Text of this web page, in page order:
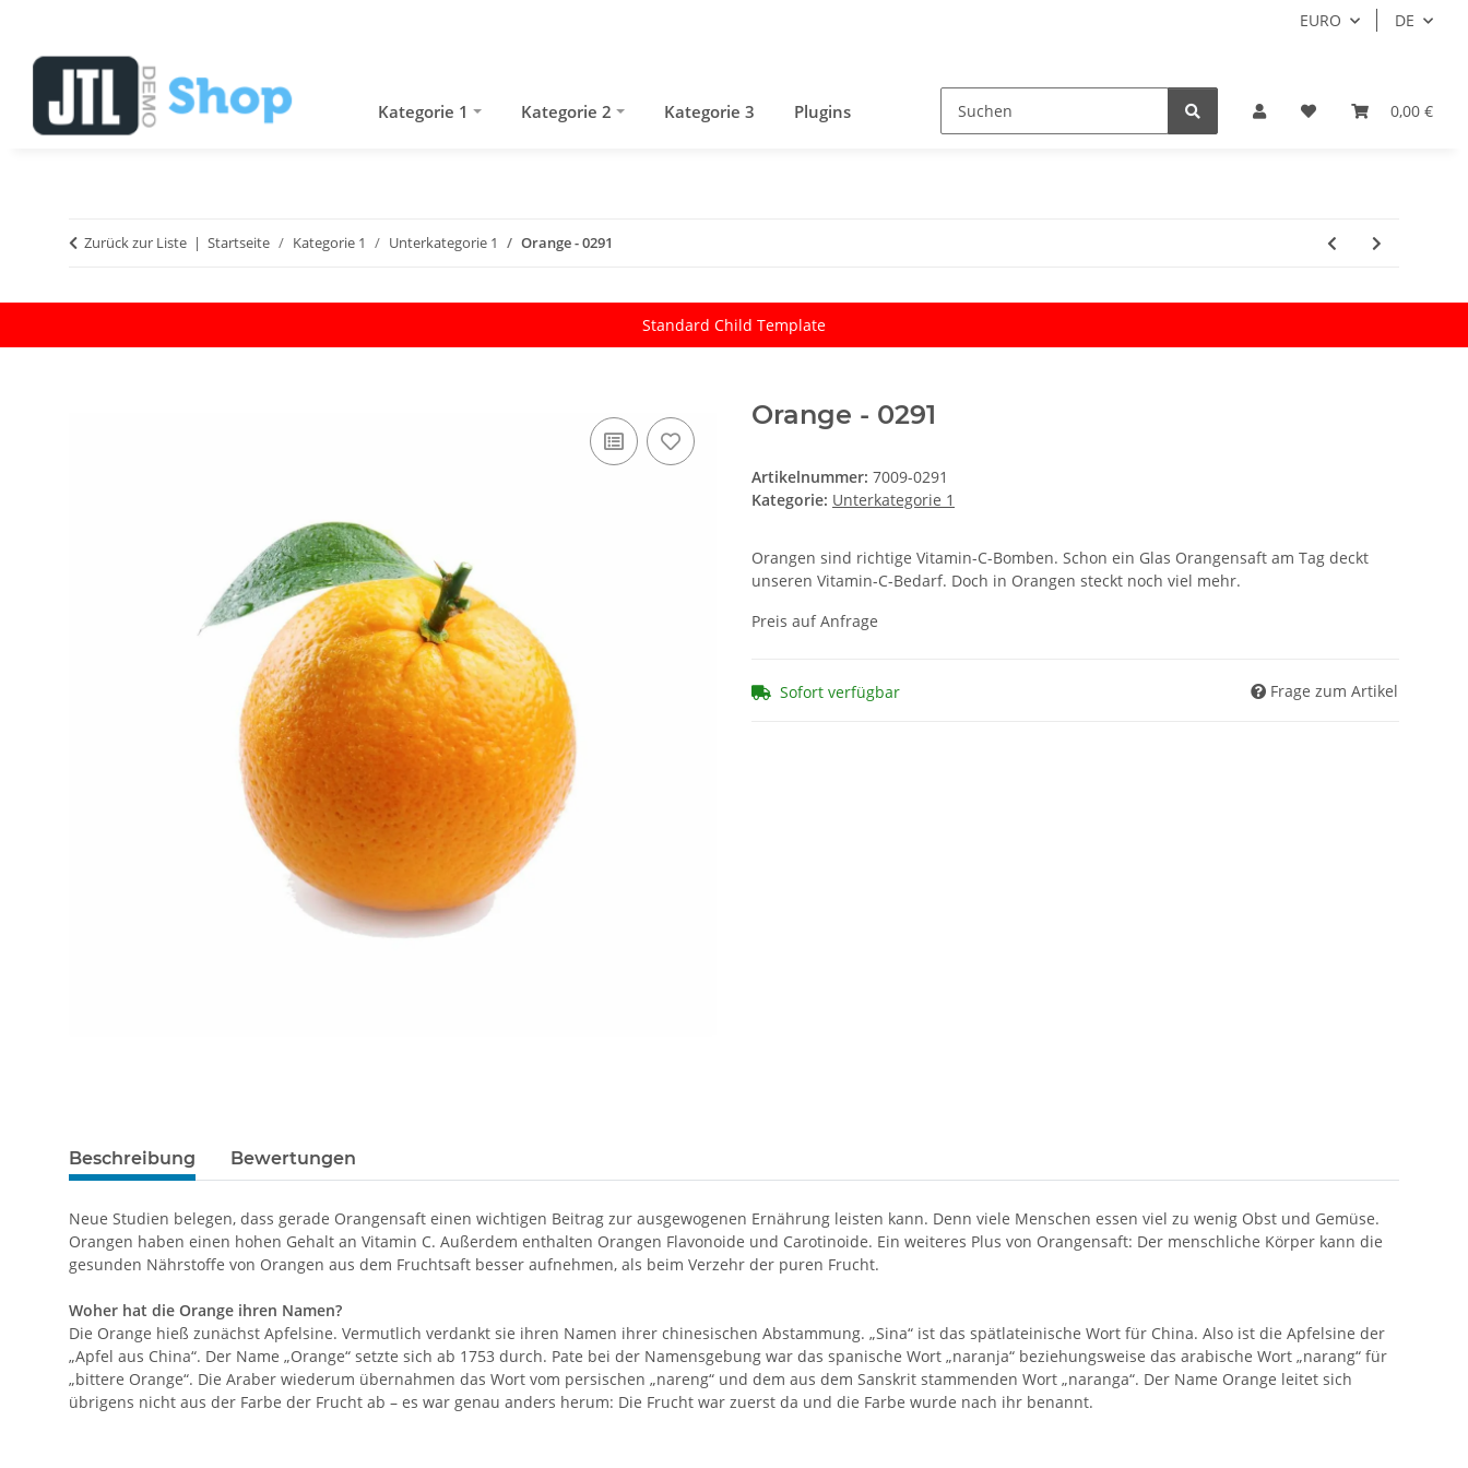
EURO DE
0,00 €
Kategorie 1 Kategorie 2 Kategorie 3 Plugins
Zurück zur Liste Startseite Kategorie 1 Unterkategorie 1 Orange - 0291
Standard Child Template
Orange - 0291
Artikelnummer: 7009-0291
Kategorie: Unterkategorie 1
Orangen sind richtige Vitamin-C-Bomben. Schon ein Glas Orangensaft am Tag deckt
unseren Vitamin-C-Bedarf. Doch in Orangen steckt noch viel mehr.
Preis auf Anfrage
Sofort verfügbar Frage zum Artikel
Beschreibung Bewertungen
Neue Studien belegen, dass gerade Orangensaft einen wichtigen Beitrag zur ausgewogenen Ernährung leisten kann. Denn viele Menschen essen viel zu wenig Obst und Gemüse.
Orangen haben einen hohen Gehalt an Vitamin C. Außerdem enthalten Orangen Flavonoide und Carotinoide. Ein weiteres Plus von Orangensaft: Der menschliche Körper kann die
gesunden Nährstoffe von Orangen aus dem Fruchtsaft besser aufnehmen, als beim Verzehr der puren Frucht.
Woher hat die Orange ihren Namen?
Die Orange hieß zunächst Apfelsine. Vermutlich verdankt sie ihren Namen ihrer chinesischen Abstammung. „Sina“ ist das spätlateinische Wort für China. Also ist die Apfelsine der
„Apfel aus China“. Der Name „Orange“ setzte sich ab 1753 durch. Pate bei der Namensgebung war das spanische Wort „naranja“ beziehungsweise das arabische Wort „narang“ für
„bittere Orange“. Die Araber wiederum übernahmen das Wort vom persischen „nareng“ und dem aus dem Sanskrit stammenden Wort „naranga“. Der Name Orange leitet sich
übrigens nicht aus der Farbe der Frucht ab – es war genau anders herum: Die Frucht war zuerst da und die Farbe wurde nach ihr benannt.